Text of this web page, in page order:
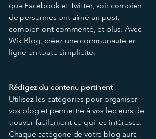
que Facebook et Twitter, voir combien
de personnes ont aimé un post,
combien ont commenté, et plus. Avec
Wix Blog, créez une communauté en
ligne en toute simplicité.
Rédigez du contenu pertinent
Utilisez les catégories pour organiser
vos blog et permettre à vos lecteurs de
trouver facilement ce qui les intéresse.
Chaque catégorie de votre blog aura